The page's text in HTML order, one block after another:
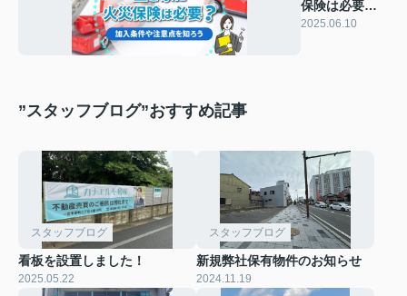
保険は必要？
加入条件や注
2025.06.10
”スタッフブログ”おすすめ記事
スタッフブログ
看板を設置しました！
2025.05.22
スタッフブログ
新規弊社保有物件のお知らせ
2024.11.19